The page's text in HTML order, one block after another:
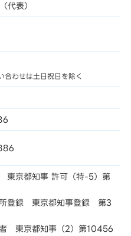
代表）
わせは土日祝日を除く
東京都知事 許可（特-5）第
所登録 東京都知事登録 第3
東京都知事（2）第10456